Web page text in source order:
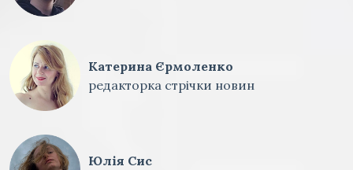
Катерина Єрмоленко
редакторка стрічки новин
Юлія Сис